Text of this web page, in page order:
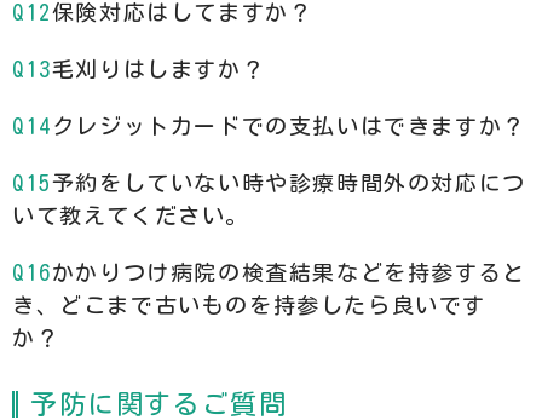
保険対応はしてますか？
毛刈りはしますか？
クレジットカードでの支払いはできますか？
予約をしていない時や診療時間外の対応につ
いて教えてください。
かかりつけ病院の検査結果などを持参すると
き、どこまで古いものを持参したら良いです
か？
予防に関するご質問